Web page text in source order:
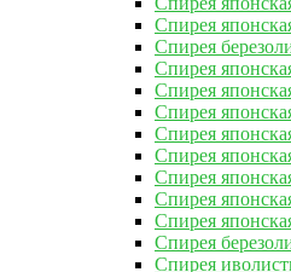
Спирея
Спирея
Спирея
Спирея
Спирея
Спирея
Спирея
Спирея
Спирея
Спирея
Спирея
Спирея